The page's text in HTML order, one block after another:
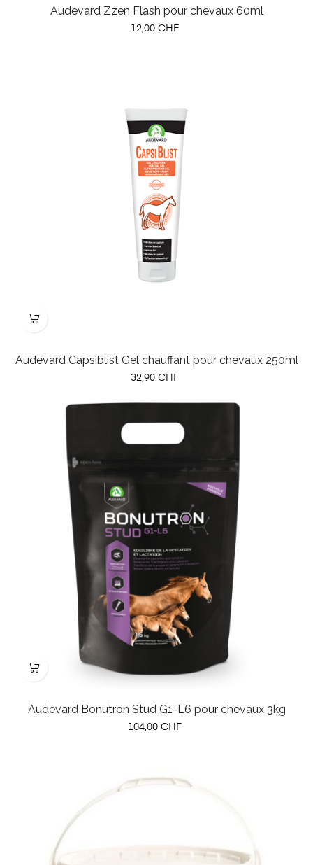
Audevard Zzen Flash pour chevaux 60ml
Prix
12,00 CHF
Audevard Capsiblist Gel chauffant pour chevaux 250ml
Prix
32,90 CHF
Audevard Bonutron Stud G1-L6 pour chevaux 3kg
Prix
104,00 CHF